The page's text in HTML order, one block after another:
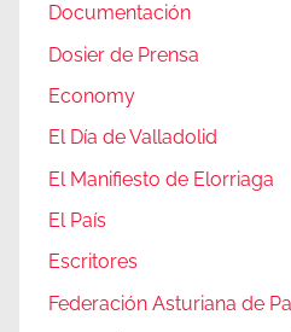
Documentación
Dosier de Prensa
Economy
El Día de Valladolid
El Manifiesto de Elorriaga
El País
Escritores
Federación Asturiana de